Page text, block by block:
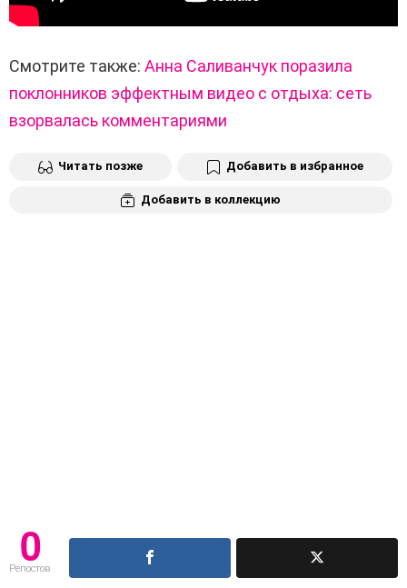
Смотрите также: Анна Саливанчук поразила
поклонников эффектным видео с отдыха: сеть
взорвалась комментариями
Читать позже Добавить в избранное
Добавить в коллекцию
0
Репостов